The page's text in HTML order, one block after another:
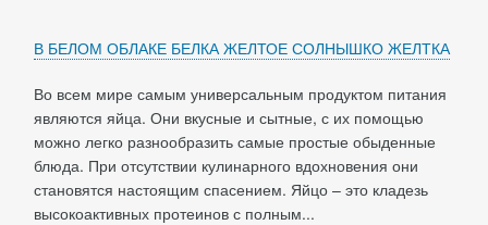
В БЕЛОМ ОБЛАКЕ БЕЛКА ЖЕЛТОЕ СОЛНЫШКО ЖЕЛТКА
Во всем мире самым универсальным продуктом питания
являются яйца. Они вкусные и сытные, с их помощью
можно легко разнообразить самые простые обыденные
блюда. При отсутствии кулинарного вдохновения они
становятся настоящим спасением. Яйцо – это кладезь
высокоактивных протеинов с полным...